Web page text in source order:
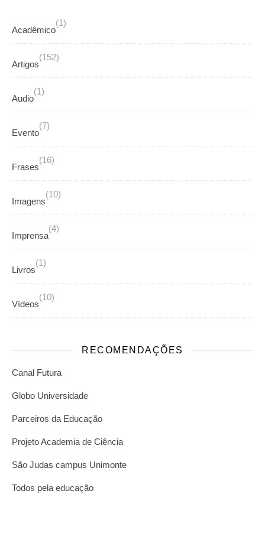
Acadêmico
(1)
Artigos
(152)
Audio
(1)
Evento
(7)
Frases
(16)
Imagens
(10)
Imprensa
(4)
Livros
(1)
Vídeos
(10)
RECOMENDAÇÕES
Canal Futura
Globo Universidade
Parceiros da Educação
Projeto Academia de Ciência
São Judas campus Unimonte
Todos pela educação